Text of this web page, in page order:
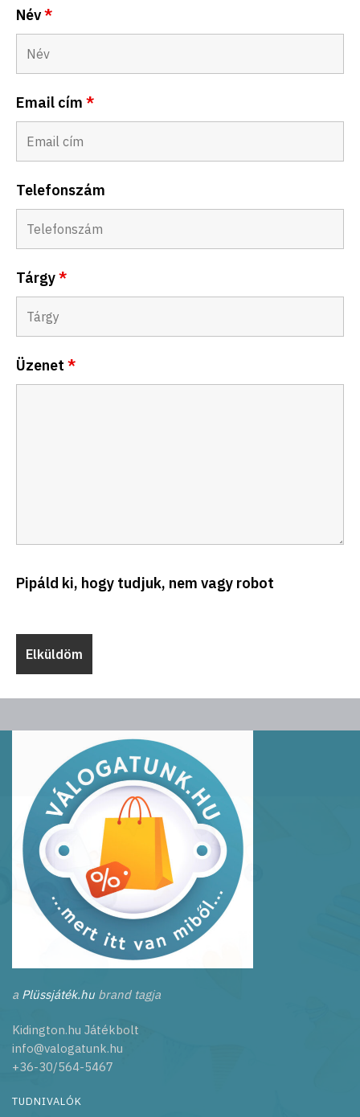
Név*
Email cí­m *
Telefonszám
Tárgy*
Üzenet *
Pipáld ki, hogy tudjuk, nem vagy robot
a Plüssjáték.hu brand tagja
Kidington.hu Játékbolt
info@valogatunk.hu
+36-30/564-5467
TUDNIVALÓK